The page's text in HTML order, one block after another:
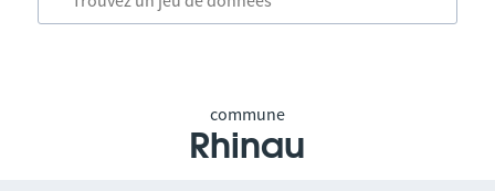
commune
Rhinau